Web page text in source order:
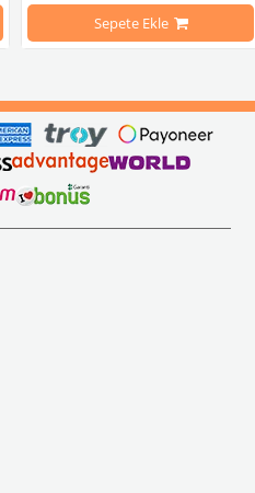
ışığını keserek görüş
1960-1967 Yılları Arasındaki T1
1968-1979 Yılları Arasındaki T2
Sepete Ekle